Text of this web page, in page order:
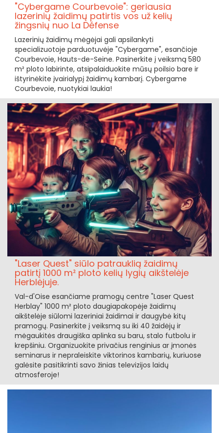
"Cybergame Courbevoie": geriausia
lazerinių žaidimų patirtis vos už kelių
žingsnių nuo La Défense
Lazerinių žaidimų mėgėjai gali apsilankyti
specializuotoje parduotuvėje "Cybergame", esančioje
Courbevoie, Hauts-de-Seine. Pasinerkite į veiksmą 580
m² ploto labirinte, atsipalaiduokite mūsų poilsio bare ir
ištyrinėkite įvairialypį žaidimų kambarį. Cybergame
Courbevoie, nuotykiai laukia!
"Laser Quest" siūlo patrauklią žaidimų
patirtį 1000 m² ploto kelių lygių aikštelėje
Herblėjuje.
Val-d'Oise esančiame pramogų centre "Laser Quest
Herblay" 1000 m² ploto daugiapakopėje žaidimų
aikštelėje siūlomi lazeriniai žaidimai ir daugybė kitų
pramogų. Pasinerkite į veiksmą su iki 40 žaidėjų ir
mėgaukitės draugiška aplinka su baru, stalo futbolu ir
krepšiniu. Organizuokite privačius renginius ar įmonės
seminarus ir nepraleiskite viktorinos kambarių, kuriuose
galėsite pasitikrinti savo žinias televizijos laidų
atmosferoje!